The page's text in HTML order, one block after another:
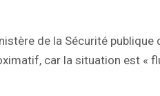
de la Sécurité publique
car la situation est «